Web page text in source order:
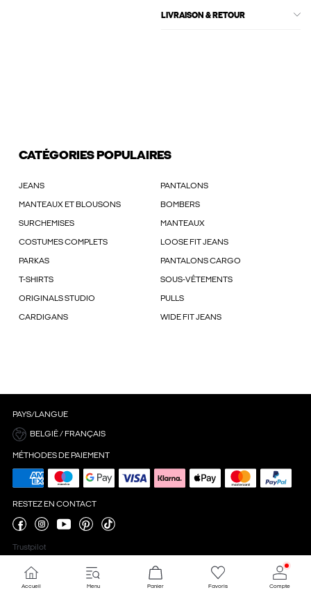
LIVRAISON & RETOUR
CATÉGORIES POPULAIRES
JEANS PANTALONS
MANTEAUX ET BLOUSONS BOMBERS
SURCHEMISES MANTEAUX
COSTUMES COMPLETS LOOSE FIT JEANS
PARKAS PANTALONS CARGO
T-SHIRTS SOUS-VÊTEMENTS
ORIGINALS STUDIO PULLS
CARDIGANS WIDE FIT JEANS
PAYS/LANGUE
BELGIË / FRANÇAIS
MÉTHODES DE PAIEMENT
RESTEZ EN CONTACT
Trustpilot
Accueil Menu Panier Favoris Compte